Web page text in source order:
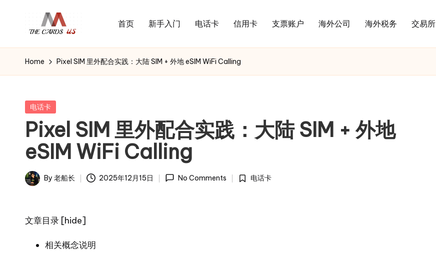
U
S
C
r
d
s
cards
of
首页 新手入门 电话卡 信用卡 支票账户 海外公司 海外税务 交易所
Home Pixel SIM 里外配合实践：大陆 SIM + 外地 eSIM WiFi Calling
Posted
电话卡
Pixel SIM 里外配合实践：大陆 SIM + 外地
eSIM WiFi Calling
Posted
By 老船长 2025年12月15日 No Comments
Posted
电话卡
文章目录 [hide]
相关概念说明